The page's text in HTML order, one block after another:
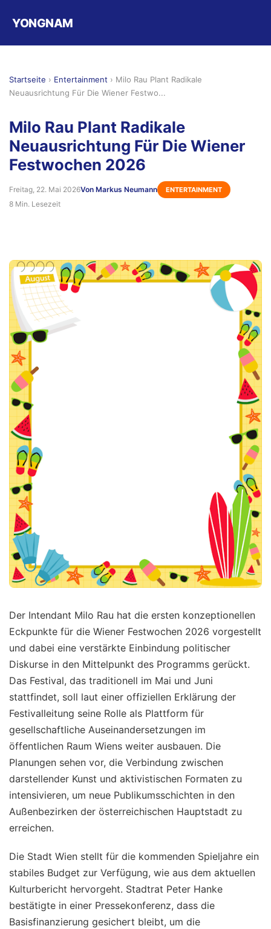
YONGNAM
Startseite › Entertainment › Milo Rau Plant Radikale
Neuausrichtung Für Die Wiener Festwo...
Milo Rau Plant Radikale
Neuausrichtung Für Die Wiener
Festwochen 2026
Freitag, 22. Mai 2026Von Markus Neumann ENTERTAINMENT
8 Min. Lesezeit
Der Intendant Milo Rau hat die ersten konzeptionellen
Eckpunkte für die Wiener Festwochen 2026 vorgestellt
und dabei eine verstärkte Einbindung politischer
Diskurse in den Mittelpunkt des Programms gerückt.
Das Festival, das traditionell im Mai und Juni
stattfindet, soll laut einer offiziellen Erklärung der
Festivalleitung seine Rolle als Plattform für
gesellschaftliche Auseinandersetzungen im
öffentlichen Raum Wiens weiter ausbauen. Die
Planungen sehen vor, die Verbindung zwischen
darstellender Kunst und aktivistischen Formaten zu
intensivieren, um neue Publikumsschichten in den
Außenbezirken der österreichischen Hauptstadt zu
erreichen.
Die Stadt Wien stellt für die kommenden Spieljahre ein
stabiles Budget zur Verfügung, wie aus dem aktuellen
Kulturbericht hervorgeht. Stadtrat Peter Hanke
bestätigte in einer Pressekonferenz, dass die
Basisfinanzierung gesichert bleibt, um die